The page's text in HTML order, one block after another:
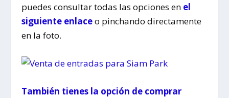
puedes consultar todas las opciones en el
siguiente enlaceo pinchando directamente
en la foto.
También tienes la opción de comprar